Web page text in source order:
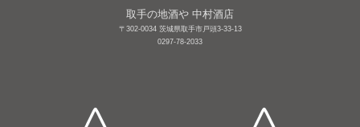
墨廼江 大吟醸原酒
鳳凰美田 大吟醸原酒 山
田錦35% 別誂至
取手の地酒や 中村酒店
〒302-0034 茨城県取手市戸頭3-33-13
0297-78-2033